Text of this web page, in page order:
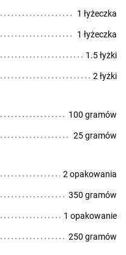
1 łyżeczka
1 łyżeczka
1.5 łyżki
2 łyżki
100 gramów
25 gramów
2 opakowania
350 gramów
1 opakowanie
250 gramów